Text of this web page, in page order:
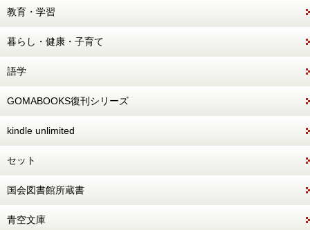
教育・学習
暮らし・健康・子育て
語学
GOMABOOKS復刊シリーズ
kindle unlimited
セット
国会図書館所蔵書
青空文庫